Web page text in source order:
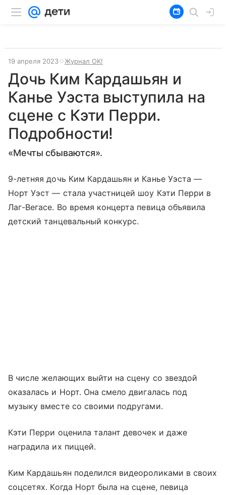
19 апреля 2023 Журнал OK!
Дочь Ким Кардашьян и
Канье Уэста выступила на
сцене с Кэти Перри.
Подробности!
«Мечты сбываются».
9-летняя дочь Ким Кардашьян и Канье Уэста —
Норт Уэст — стала участницей шоу Кэти Перри в
Лаг-Вегасе. Во время концерта певица объявила
детский танцевальный конкурс.
В числе желающих выйти на сцену со звездой
оказалась и Норт. Она смело двигалась под
музыку вместе со своими подругами.
Кэти Перри оценила талант девочек и даже
наградила их пиццей.
Ким Кардашьян поделился видеороликами в своих
соцсетях. Когда Норт была на сцене, певица